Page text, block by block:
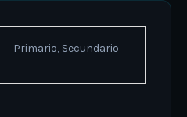
Primario, Secundario